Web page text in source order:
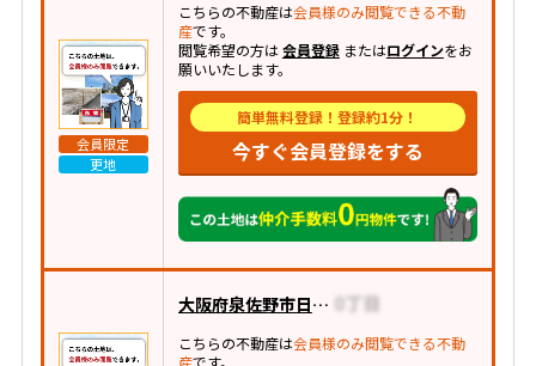
会員限定
更地
こちらの不動産は会員様のみ閲覧できる不動
産です。
閲覧希望の方は会員登録またはログインをお
願いいたします。
簡単無料登録！登録約1分！
今すぐ会員登録をする
大阪府泉佐野市日根野
こちらの不動産は会員様のみ閲覧できる不動
産です。